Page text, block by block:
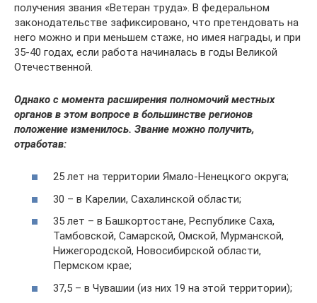
получения звания «Ветеран труда». В федеральном
законодательстве зафиксировано, что претендовать на
него можно и при меньшем стаже, но имея награды, и при
35-40 годах, если работа начиналась в годы Великой
Отечественной.
Однако с момента расширения полномочий местных
органов в этом вопросе в большинстве регионов
положение изменилось. Звание можно получить,
отработав:
25 лет на территории Ямало-Ненецкого округа;
30 – в Карелии, Сахалинской области;
35 лет – в Башкортостане, Республике Саха,
Тамбовской, Самарской, Омской, Мурманской,
Нижегородской, Новосибирской области,
Пермском крае;
37,5 – в Чувашии (из них 19 на этой территории);